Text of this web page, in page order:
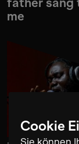
Cookie
father sang
me